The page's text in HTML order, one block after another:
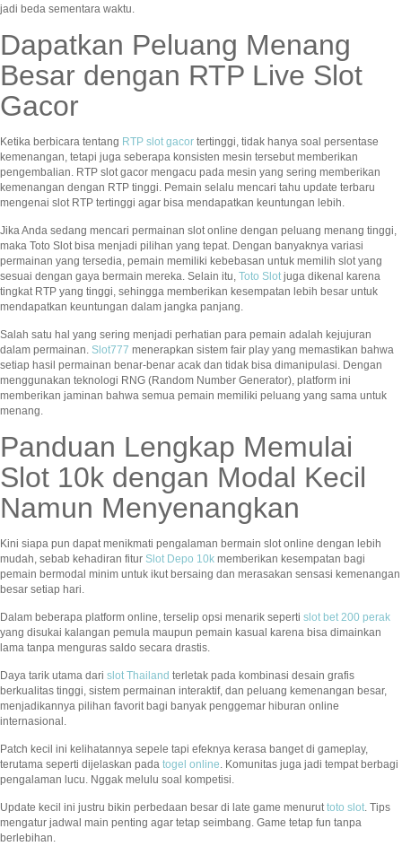
jadi beda sementara waktu.
Dapatkan Peluang Menang
Besar dengan RTP Live Slot
Gacor
Ketika berbicara tentang RTP slot gacor tertinggi, tidak hanya soal persentase
kemenangan, tetapi juga seberapa konsisten mesin tersebut memberikan
pengembalian. RTP slot gacor mengacu pada mesin yang sering memberikan
kemenangan dengan RTP tinggi. Pemain selalu mencari tahu update terbaru
mengenai slot RTP tertinggi agar bisa mendapatkan keuntungan lebih.
Jika Anda sedang mencari permainan slot online dengan peluang menang tinggi,
maka Toto Slot bisa menjadi pilihan yang tepat. Dengan banyaknya variasi
permainan yang tersedia, pemain memiliki kebebasan untuk memilih slot yang
sesuai dengan gaya bermain mereka. Selain itu, Toto Slotjuga dikenal karena
tingkat RTP yang tinggi, sehingga memberikan kesempatan lebih besar untuk
mendapatkan keuntungan dalam jangka panjang.
Salah satu hal yang sering menjadi perhatian para pemain adalah kejujuran
dalam permainan. Slot777 menerapkan sistem fair play yang memastikan bahwa
setiap hasil permainan benar-benar acak dan tidak bisa dimanipulasi. Dengan
menggunakan teknologi RNG (Random Number Generator), platform ini
memberikan jaminan bahwa semua pemain memiliki peluang yang sama untuk
menang.
Panduan Lengkap Memulai
Slot 10k dengan Modal Kecil
Namun Menyenangkan
Kini siapa pun dapat menikmati pengalaman bermain slot online dengan lebih
mudah, sebab kehadiran fitur Slot Depo 10k memberikan kesempatan bagi
pemain bermodal minim untuk ikut bersaing dan merasakan sensasi kemenangan
besar setiap hari.
Dalam beberapa platform online, terselip opsi menarik seperti slot bet 200 perak
yang disukai kalangan pemula maupun pemain kasual karena bisa dimainkan
lama tanpa menguras saldo secara drastis.
Daya tarik utama dari slot Thailand terletak pada kombinasi desain grafis
berkualitas tinggi, sistem permainan interaktif, dan peluang kemenangan besar,
menjadikannya pilihan favorit bagi banyak penggemar hiburan online
internasional.
Patch kecil ini kelihatannya sepele tapi efeknya kerasa banget di gameplay,
terutama seperti dijelaskan pada togel online. Komunitas juga jadi tempat berbagi
pengalaman lucu. Nggak melulu soal kompetisi.
Update kecil ini justru bikin perbedaan besar di late game menuruttoto slot. Tips
mengatur jadwal main penting agar tetap seimbang. Game tetap fun tanpa
berlebihan.